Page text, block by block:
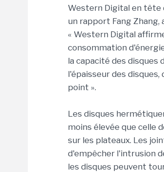
Western Digital en tête
un rapport Fang Zhang,
« Western Digital
consommation
la capacité des disques
l'épaisseur des
point ».
Les disques
moins élevée que celle
sur les plateaux. Les
d'empêcher l'intrusion
les disques peuvent